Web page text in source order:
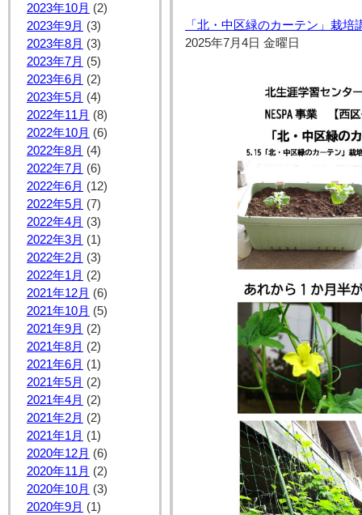
2023年10月 (2)
2023年9月 (3)
2023年8月 (3)
2023年7月 (5)
2023年6月 (2)
2023年5月 (4)
2022年11月 (8)
2022年10月 (6)
2022年8月 (4)
2022年7月 (6)
2022年6月 (12)
2022年5月 (7)
2022年4月 (3)
2022年3月 (1)
2022年2月 (3)
2022年1月 (2)
2021年12月 (6)
2021年10月 (5)
2021年9月 (2)
2021年8月 (2)
2021年6月 (1)
2021年5月 (2)
2021年4月 (2)
2021年2月 (2)
2021年1月 (1)
2020年12月 (6)
2020年11月 (2)
2020年10月 (3)
2020年9月 (1)
「北・中区緑のカーテン」栽
2025年7月4日 金曜日